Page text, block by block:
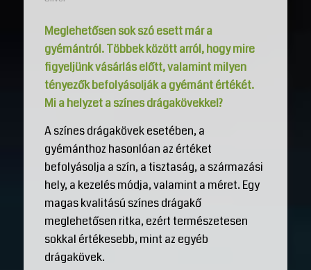
Meglehetősen sok szó esett már a
gyémántról. Többek között arról, hogy mire
figyeljünk vásárlás előtt, valamint milyen
tényezők befolyásolják a gyémánt értékét.
Mi a helyzet a színes drágakövekkel?
A színes drágakövek esetében, a
gyémánthoz hasonlóan az értéket
befolyásolja a szín, a tisztaság, a származási
hely, a kezelés módja, valamint a méret. Egy
magas kvalitású színes drágakő
meglehetősen ritka, ezért természetesen
sokkal értékesebb, mint az egyéb
drágakövek.